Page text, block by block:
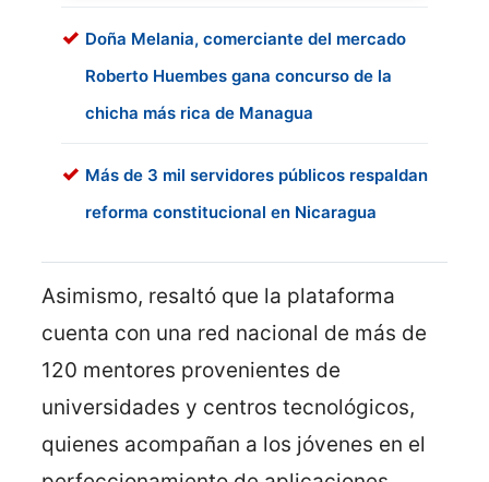
Doña Melania, comerciante del mercado
Roberto Huembes gana concurso de la
chicha más rica de Managua
Más de 3 mil servidores públicos respaldan
reforma constitucional en Nicaragua
Asimismo, resaltó que la plataforma
cuenta con una red nacional de más de
120 mentores provenientes de
universidades y centros tecnológicos,
quienes acompañan a los jóvenes en el